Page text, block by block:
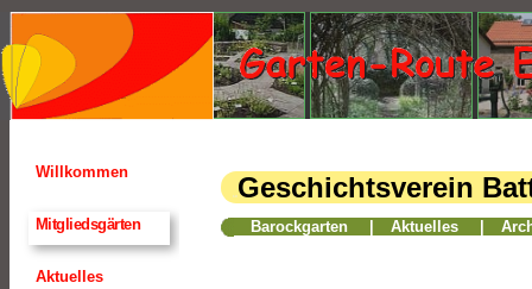
Willkommen
Mitgliedsgärten
Aktuelles
10 Geschichtsverein
Barockgarten Aktuelles